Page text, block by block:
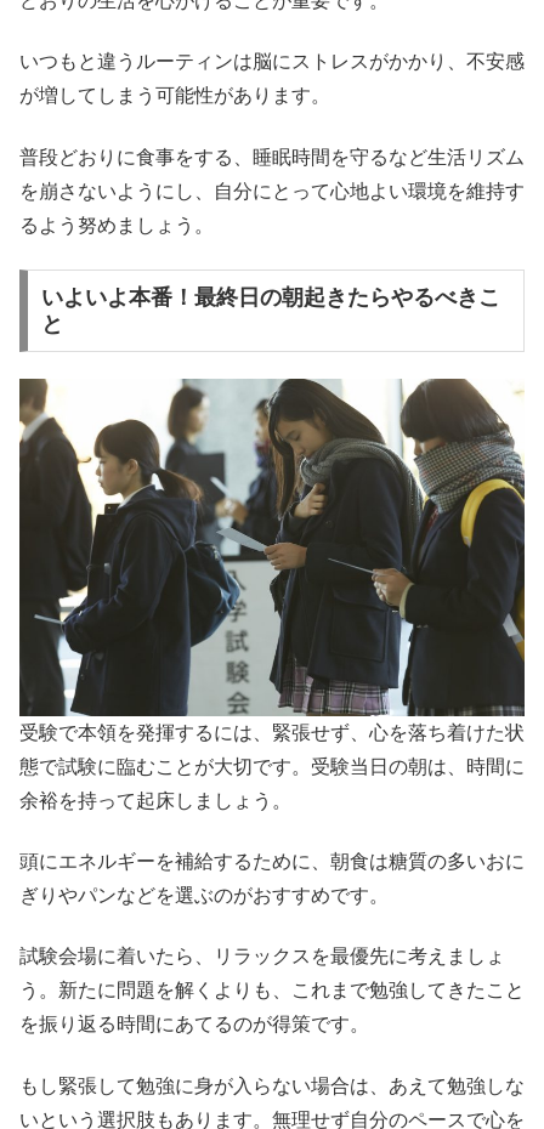
いつもと違うルーティンは脳にストレスがかかり、不安感
が増してしまう可能性があります。
普段どおりに食事をする、睡眠時間を守るなど生活リズム
を崩さないようにし、自分にとって心地よい環境を維持す
るよう努めましょう。
いよいよ本番！最終日の朝起きたらやるべきこ
と
受験で本領を発揮するには、緊張せず、心を落ち着けた状
態で試験に臨むことが大切です。受験当日の朝は、時間に
余裕を持って起床しましょう。
頭にエネルギーを補給するために、朝食は糖質の多いおに
ぎりやパンなどを選ぶのがおすすめです。
試験会場に着いたら、リラックスを最優先に考えましょ
う。新たに問題を解くよりも、これまで勉強してきたこと
を振り返る時間にあてるのが得策です。
もし緊張して勉強に身が入らない場合は、あえて勉強しな
いという選択肢もあります。無理せず自分のペースで心を